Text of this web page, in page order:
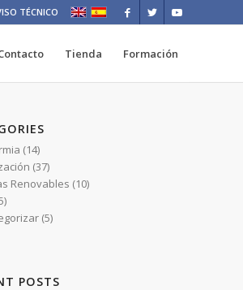
TÉCNICO
Tienda Formación
(14)
(37)
Renovables (10)
(5)
POSTS